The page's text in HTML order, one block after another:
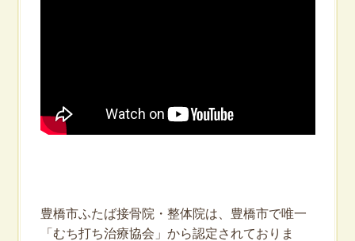
豊橋市ふたば接骨院・整体院は、豊橋市で唯一
「むち打ち治療協会」から認定されておりま